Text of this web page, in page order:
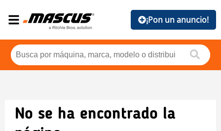
¡Pon un anuncio!
No se ha encontrado la